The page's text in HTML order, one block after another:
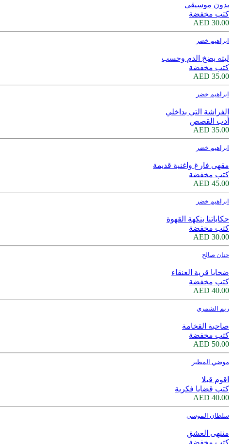
بدون موسيقى
كتب مخفضة
30.00 AED
ابراهيم خضر
ليته يضخ الدم وحسب
كتب مخفضة
35.00 AED
ابراهيم خضر
الفراشة التي بداخلي
أدب القصص
35.00 AED
ابراهيم خضر
مقهى فارغ واغنية قديمة
كتب مخفضة
45.00 AED
ابراهيم خضر
حكاياتنا بنكهة القهوة
كتب مخفضة
30.00 AED
حنان صالح
ضحايا قرية العنقاء
كتب مخفضة
40.00 AED
ريم الشمري
صاحبة الفخامة
كتب مخفضة
50.00 AED
موضي المطير
اقوم قيلا
كتب قضايا فكرية
40.00 AED
سلطان الموسى
منتهى العشق